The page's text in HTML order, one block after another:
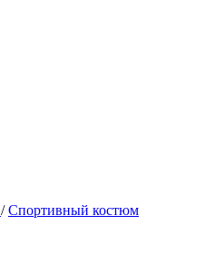
/ Спортивный костюм